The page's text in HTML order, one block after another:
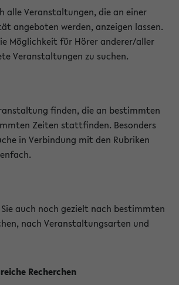
alle Veranstaltungen, die an einer
angeboten werden, anzeigen lassen.
Möglichkeit für Hörer anderer/aller
Veranstaltungen zu suchen.
finden, die an bestimmten
Zeiten stattfinden. Besonders
in Verbindung mit den Rubriken
auch noch gezielt nach bestimmten
nach Veranstaltungsarten und
Recherchen